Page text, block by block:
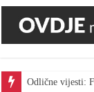
Odlične vijesti: